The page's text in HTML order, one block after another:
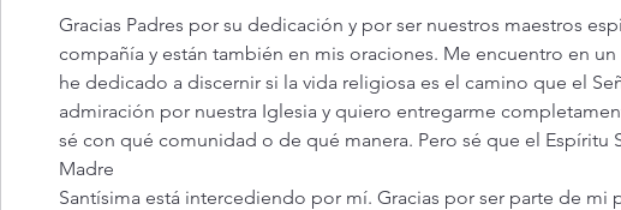
Gracias Padres por su dedicación y por ser nuestros maestros
compañía y están también en mis oraciones. Me encuentro en
he dedicado a discernir si la vida religiosa es el camino que el
admiración por nuestra Iglesia y quiero entregarme
sé con qué comunidad o de qué manera. Pero sé que el Espíritu
Madre
Santísima está intercediendo por mí. Gracias por ser parte de mi